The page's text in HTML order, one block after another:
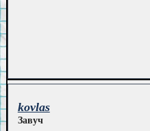
kovlas
Завуч